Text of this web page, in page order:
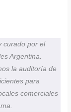
curado por el
Argentina.
la auditoría de
para
comerciales